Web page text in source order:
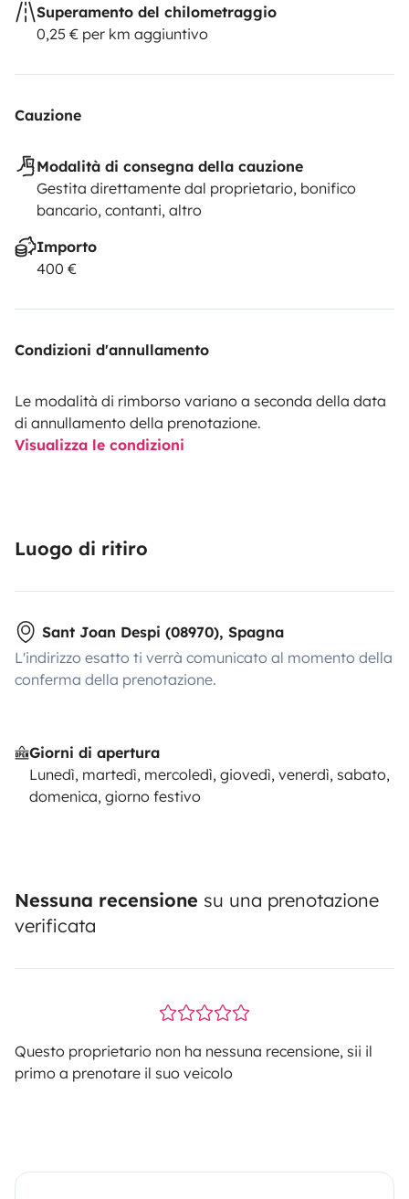
Superamento del chilometraggio
0,25 € per km aggiuntivo
Cauzione
Modalità di consegna della cauzione
Gestita direttamente dal proprietario, bonifico
bancario, contanti, altro
Importo
400 €
Condizioni d'annullamento
Le modalità di rimborso variano a seconda della data
di annullamento della prenotazione.
Visualizza le condizioni
Luogo di ritiro
Sant Joan Despi (08970), Spagna
L'indirizzo esatto ti verrà comunicato al momento della
conferma della prenotazione.
Giorni di apertura
Lunedì, martedì, mercoledì, giovedì, venerdì, sabato,
domenica, giorno festivo
Nessuna recensione su una prenotazione
verificata
Questo proprietario non ha nessuna recensione, sii il
primo a prenotare il suo veicolo